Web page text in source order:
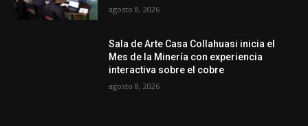
agosto 8, 2026
Sala de Arte Casa Collahuasi inicia el
Mes de la Minería con experiencia
interactiva sobre el cobre
agosto 8, 2026